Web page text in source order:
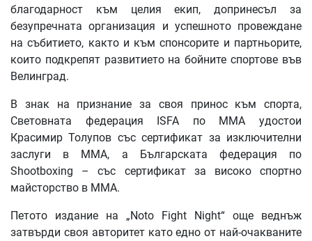
благодарност към целия екип, допринесъл за
безупречната организация и успешното провеждане
на събитието, както и към спонсорите и партньорите,
които подкрепят развитието на бойните спортове във
Велинград.
В знак на признание за своя принос към спорта,
Световната федерация ISFA по ММА удостои
Красимир Толупов със сертификат за изключителни
заслуги в ММА, а Българската федерация по
Shootboxing – със сертификат за високо спортно
майсторство в ММА.
Петото издание на „Noto Fight Night“ още веднъж
затвърди своя авторитет като едно от най-очакваните